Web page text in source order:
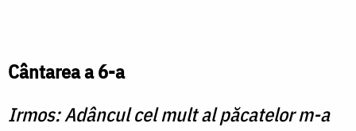
Cântarea a 6-a
Irmos: Adâncul cel mult al păcatelor m-a